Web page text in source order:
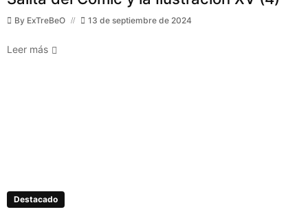
By ExTreBeO 13 de septiembre de 2024
Leer más
Destacado